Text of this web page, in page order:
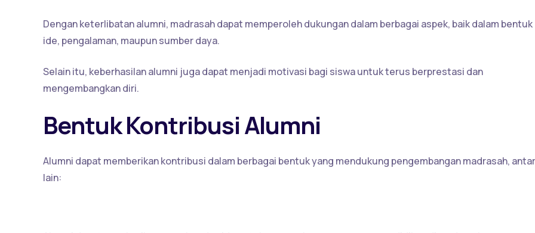
Dengan keterlibatan alumni, madrasah dapat memperoleh dukungan dalam berbagai aspek, baik dalam bentuk
ide, pengalaman, maupun sumber daya.
Selain itu, keberhasilan alumni juga dapat menjadi motivasi bagi siswa untuk terus berprestasi dan
mengembangkan diri.
Bentuk Kontribusi Alumni
Alumni dapat memberikan kontribusi dalam berbagai bentuk yang mendukung pengembangan madrasah,
lain: